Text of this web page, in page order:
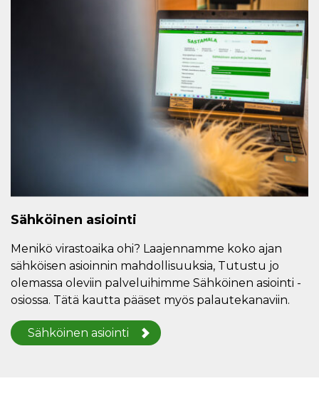
Sähköinen asiointi
Menikö virastoaika ohi? Laajennamme koko ajan
sähköisen asioinnin mahdollisuuksia, Tutustu jo
olemassa oleviin palveluihimme Sähköinen asiointi -
osiossa. Tätä kautta pääset myös palautekanaviin.
Sähköinen asiointi